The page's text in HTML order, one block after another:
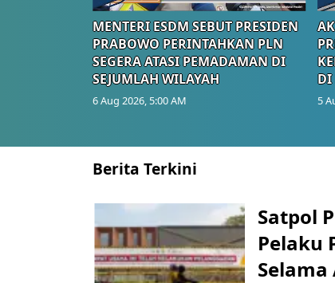
MENTERI ESDM SEBUT PRESIDEN
PRABOWO PERINTAHKAN PLN
SEGERA ATASI PEMADAMAN DI
SEJUMLAH WILAYAH
6 Aug 2026, 5:00 AM
DI
5
Berita Terkini
Satpol
Pelaku